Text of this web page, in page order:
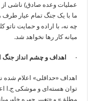
عملیات وعده صادق) ناشی از
ما با یک جنگ تمام عیار طرف
چه نه، با اراده و حمایت ناتو
میانه کار رها نخواهد شد.
· اهداف و چشم انداز جنگ
اهداف «حداقلی» اعلام شده
توان هسته‌ای و موشکی ج.ا
مطلق» و «تغییر چهره